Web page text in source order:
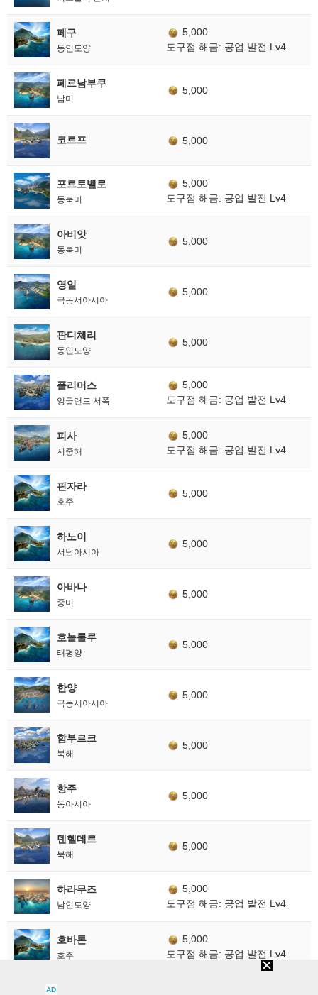
페구
동인도양
5,000
도구점 해금: 공업 발전 Lv4
페르남부쿠
남미
5,000
코르프 5,000
포르토벨로
동북미
5,000
도구점 해금: 공업 발전 Lv4
아비앗
동북미
5,000
영일
극동서아시아
5,000
판디체리
동인도양
5,000
플리머스
잉글랜드 서쪽
5,000
도구점 해금: 공업 발전 Lv4
피사
지중해
5,000
도구점 해금: 공업 발전 Lv4
핀자라
호주
5,000
하노이
서남아시아
5,000
아바나
중미
5,000
호놀룰루
태평양
5,000
한양
극동서아시아
5,000
함부르크
북해
5,000
항주
동아시아
5,000
덴헬데르
북해
5,000
하라무즈
남인도양
5,000
도구점 해금: 공업 발전 Lv4
호바톤
호주
5,000
도구점 해금: 공업 발전 Lv4
AD